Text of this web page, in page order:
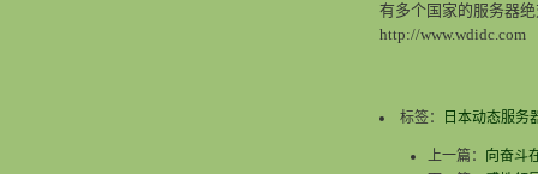
有多个国家的服务器
http://www.wdidc.com
标签： 日本动态服务
上一篇：
向奋斗